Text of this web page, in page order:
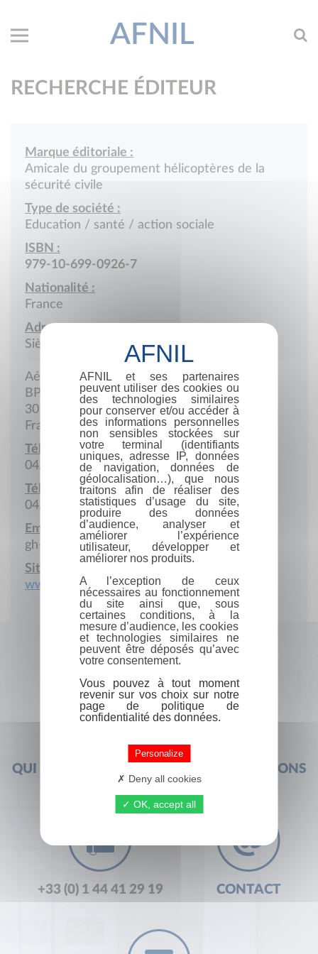
AFNIL
RECHERCHE ÉDITEUR
Marque éditoriale :
Amicale du groupement hélicoptères de la
sécurité civile
Type de société :
Education / santé / action sociale
ISBN :
979-10-699-0926-7
Nationalité :
France
Adresse :
Siège social
Aéroport Nîmes-Alès-Cévennes-Camargues
BP 4
30128 Garons Cedex
France
Téléphone :
04..66.70.47.14
Télécopie :
04.66.70.47.18
Email :
gh-amicale@interieur.gouv.fr
Site Internet :
www.helico-dragon.com
QUI SOMMES-NOUS ? FOIRE AUX QUESTIONS
+33 (0) 1 44 41 29 19 CONTACT
AFNIL et ses partenaires
peuvent utiliser des cookies ou
des technologies similaires
pour conserver et/ou accéder à
des informations personnelles
non sensibles stockées sur
votre terminal (identifiants
uniques, adresse IP, données
de navigation, données de
géolocalisation…), que nous
traitons afin de réaliser des
statistiques d’usage du site,
produire des données
d’audience, analyser et
améliorer l’expérience
utilisateur, développer et
améliorer nos produits.
A l’exception de ceux
nécessaires au fonctionnement
du site ainsi que, sous
certaines conditions, à la
mesure d’audience, les cookies
et technologies similaires ne
peuvent être déposés qu’avec
votre consentement.
Vous pouvez à tout moment
revenir sur vos choix sur notre
page de politique de
confidentialité des données.
Personalize
Deny all cookies
OK, accept all